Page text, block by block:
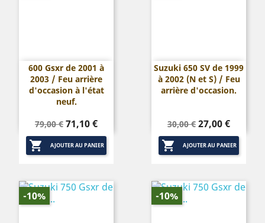
600 Gsxr de 2001 à
2003 / Feu arrière
d'occasion à l'état
neuf.
Prix
de
base
79,00 € Prix
71,10 €
 AJOUTER AU PANIER
Suzuki 650 SV de 1999
à 2002 (N et S) / Feu
arrière d'occasion.
Prix
de
base
30,00 € Prix
27,00 €
 AJOUTER AU PANIER
-10% -10%